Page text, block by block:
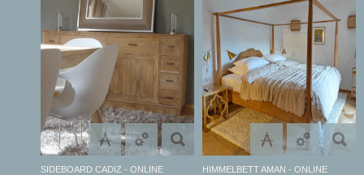
SIDEBOARD CADIZ - ONLINE
HIMMELBETT AMAN - ONLINE